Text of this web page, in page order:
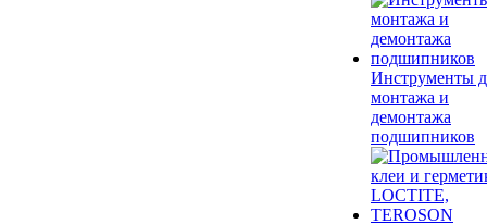
Инструменты
монтажа и
демонтажа
подшипников